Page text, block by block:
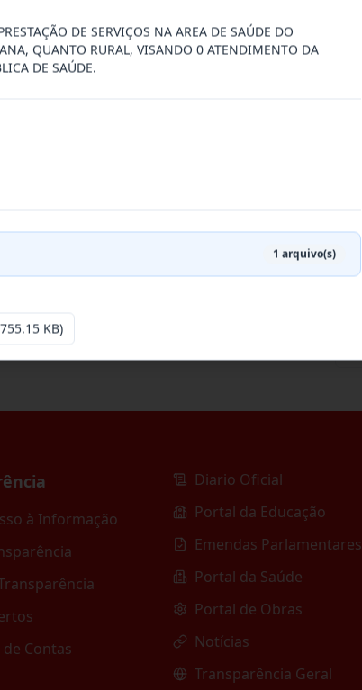
de emp ...
de evento
de...
à Informação
Contas
Diario Oficial
Portal da Educação
Emendas Parlamentares
Portal da Saúde
Portal de Obras
Notícias
Transparência Geral
DE SERVIÇOS NA AREA DE SAÚDE DO
QUANTO RURAL, VISANDO 0 ATENDIMENTO DA
DE SAÚDE.
1 arquivo(s)
KB)